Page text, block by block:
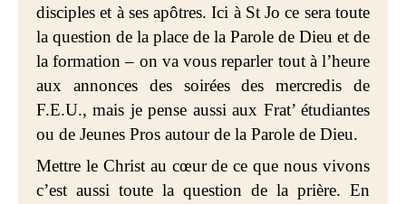
disciples et à ses apôtres. Ici à St Jo ce sera toute
la question de la place de la Parole de Dieu et de
la formation – on va vous reparler tout à l’heure
aux annonces des soirées des mercredis de
F.E.U., mais je pense aussi aux Frat’ étudiantes
ou de Jeunes Pros autour de la Parole de Dieu.
Mettre le Christ au cœur de ce que nous vivons
c’est aussi toute la question de la prière. En